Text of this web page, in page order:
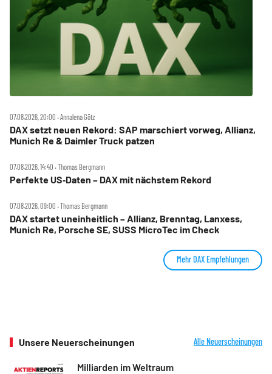
07.08.2026, 20:00 ‧ Annalena Götz
DAX setzt neuen Rekord: SAP marschiert vorweg, Allianz,
Munich Re & Daimler Truck patzen
07.08.2026, 14:40 ‧ Thomas Bergmann
Perfekte US‑Daten – DAX mit nächstem Rekord
07.08.2026, 09:00 ‧ Thomas Bergmann
DAX startet uneinheitlich – Allianz, Brenntag, Lanxess,
Munich Re, Porsche SE, SUSS MicroTec im Check
Mehr DAX Empfehlungen
Unsere Neuerscheinungen Alle Neuerscheinungen
Milliarden im Weltraum